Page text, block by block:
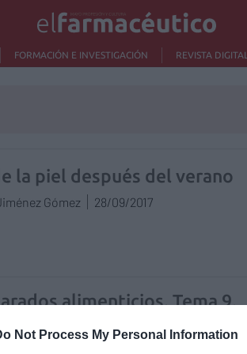
Not Process My Personal Information
FORMACIÓN E INVESTIGACIÓN REVISTA DIGITAL
la piel después del verano
Gómez 28/09/2017
alimenticios. Tema 9.
para piel y cabello